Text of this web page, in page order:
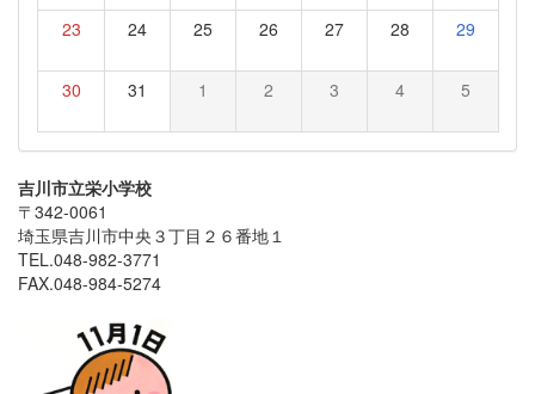
23 24 25 26 27 28 29
30 31 1 2 3 4 5
吉川市立栄小学校
〒342-0061
埼玉県吉川市中央３丁目２６番地１
TEL.048-982-3771
FAX.048-984-5274